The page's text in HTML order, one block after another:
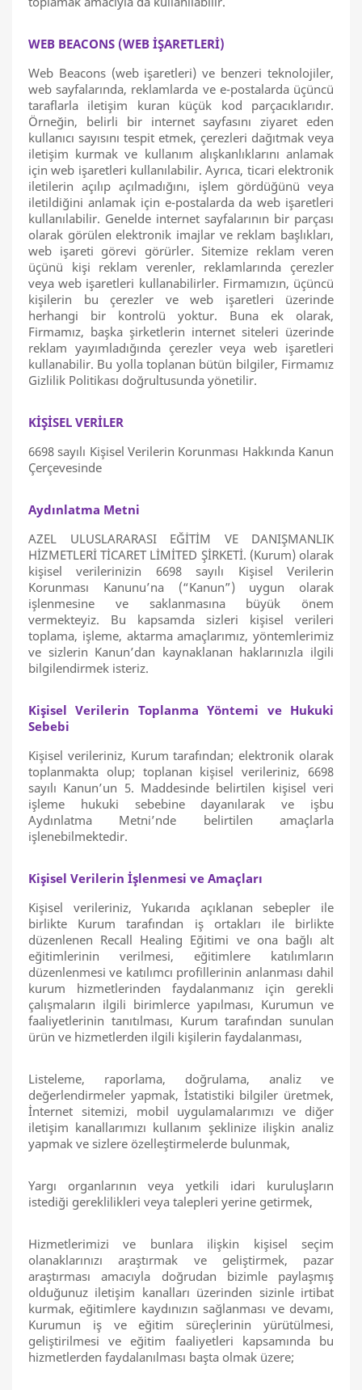
WEB BEACONS (WEB İŞARETLERİ)
Web Beacons (web işaretleri) ve benzeri teknolojiler,
web sayfalarında, reklamlarda ve e-postalarda üçüncü
taraflarla iletişim kuran küçük kod parçacıklarıdır.
Örneğin, belirli bir internet sayfasını ziyaret eden
kullanıcı sayısını tespit etmek, çerezleri dağıtmak veya
iletişim kurmak ve kullanım alışkanlıklarını anlamak
için web işaretleri kullanılabilir. Ayrıca, ticari elektronik
iletilerin açılıp açılmadığını, işlem gördüğünü veya
iletildiğini anlamak için e-postalarda da web işaretleri
kullanılabilir. Genelde internet sayfalarının bir parçası
olarak görülen elektronik imajlar ve reklam başlıkları,
web işareti görevi görürler. Sitemize reklam veren
üçünü kişi reklam verenler, reklamlarında çerezler
veya web işaretleri kullanabilirler. Firmamızın, üçüncü
kişilerin bu çerezler ve web işaretleri üzerinde
herhangi bir kontrolü yoktur. Buna ek olarak,
Firmamız, başka şirketlerin internet siteleri üzerinde
reklam yayımladığında çerezler veya web işaretleri
kullanabilir. Bu yolla toplanan bütün bilgiler, Firmamız
Gizlilik Politikası doğrultusunda yönetilir.
KİŞİSEL VERİLER
6698 sayılı Kişisel Verilerin Korunması Hakkında Kanun
Çerçevesinde
Aydınlatma Metni
AZEL ULUSLARARASI EĞİTİM VE DANIŞMANLIK
HİZMETLERİ TİCARET LİMİTED ŞİRKETİ. (Kurum) olarak
kişisel verilerinizin 6698 sayılı Kişisel Verilerin
Korunması Kanunu’na (“Kanun”) uygun olarak
işlenmesine ve saklanmasına büyük önem
vermekteyiz. Bu kapsamda sizleri kişisel verileri
toplama, işleme, aktarma amaçlarımız, yöntemlerimiz
ve sizlerin Kanun’dan kaynaklanan haklarınızla ilgili
bilgilendirmek isteriz.
Kişisel Verilerin Toplanma Yöntemi ve Hukuki
Sebebi
Kişisel verileriniz, Kurum tarafından; elektronik olarak
toplanmakta olup; toplanan kişisel verileriniz, 6698
sayılı Kanun’un 5. Maddesinde belirtilen kişisel veri
işleme hukuki sebebine dayanılarak ve işbu
Aydınlatma Metni’nde belirtilen amaçlarla
işlenebilmektedir.
Kişisel Verilerin İşlenmesi ve Amaçları
Kişisel verileriniz, Yukarıda açıklanan sebepler ile
birlikte Kurum tarafından iş ortakları ile birlikte
düzenlenen Recall Healing Eğitimi ve ona bağlı alt
eğitimlerinin verilmesi, eğitimlere katılımların
düzenlenmesi ve katılımcı profillerinin anlanması dahil
kurum hizmetlerinden faydalanmanız için gerekli
çalışmaların ilgili birimlerce yapılması, Kurumun ve
faaliyetlerinin tanıtılması, Kurum tarafından sunulan
ürün ve hizmetlerden ilgili kişilerin faydalanması,
Listeleme, raporlama, doğrulama, analiz ve
değerlendirmeler yapmak, İstatistiki bilgiler üretmek,
İnternet sitemizi, mobil uygulamalarımızı ve diğer
iletişim kanallarımızı kullanım şeklinize ilişkin analiz
yapmak ve sizlere özelleştirmelerde bulunmak,
Yargı organlarının veya yetkili idari kuruluşların
istediği gereklilikleri veya talepleri yerine getirmek,
Hizmetlerimizi ve bunlara ilişkin kişisel seçim
olanaklarınızı araştırmak ve geliştirmek, pazar
araştırması amacıyla doğrudan bizimle paylaşmış
olduğunuz iletişim kanalları üzerinden sizinle irtibat
kurmak, eğitimlere kaydınızın sağlanması ve devamı,
Kurumun iş ve eğitim süreçlerinin yürütülmesi,
geliştirilmesi ve eğitim faaliyetleri kapsamında bu
hizmetlerden faydalanılması başta olmak üzere;